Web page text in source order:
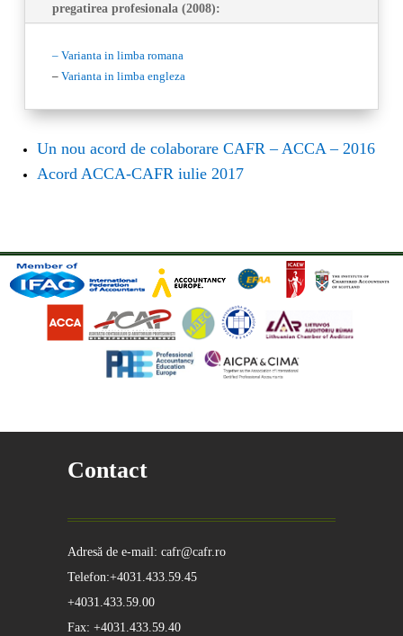
pregatirea profesionala (2008):
– Varianta in limba romana
– Varianta in limba engleza
Un nou acord de colaborare CAFR – ACCA – 2016
Acord ACCA-CAFR iulie 2017
Contact
Adresă de e-mail: cafr@cafr.ro
Telefon:+4031.433.59.45
+4031.433.59.00
Fax: +4031.433.59.40